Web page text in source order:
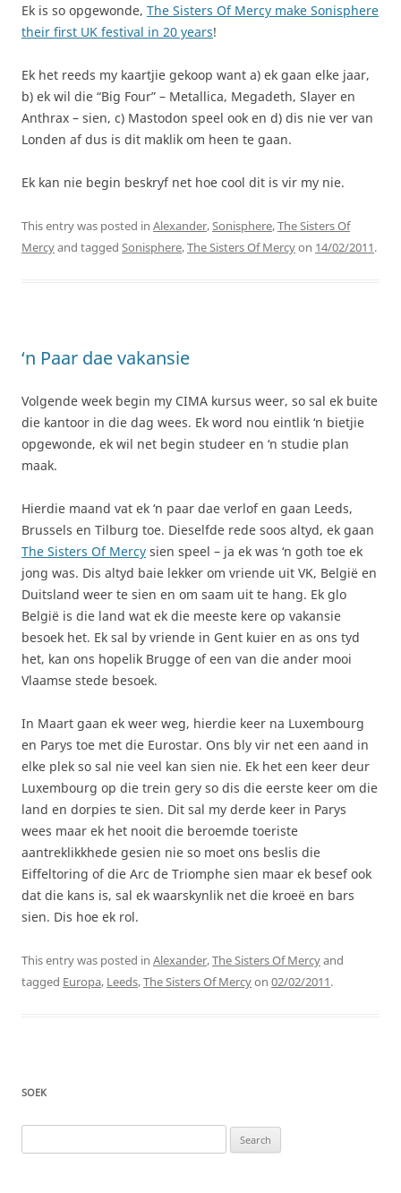
Ek is so opgewonde, The Sisters Of Mercy make Sonisphere
their first UK festival in 20 years!
Ek het reeds my kaartjie gekoop want a) ek gaan elke jaar,
b) ek wil die “Big Four” – Metallica, Megadeth, Slayer en
Anthrax – sien, c) Mastodon speel ook en d) dis nie ver van
Londen af dus is dit maklik om heen te gaan.
Ek kan nie begin beskryf net hoe cool dit is vir my nie.
This entry was posted in Alexander,Sonisphere,The Sisters Of
Mercyand tagged Sonisphere,The Sisters Of Mercyon 14/02/2011.
‘n Paar dae vakansie
Volgende week begin my CIMA kursus weer, so sal ek buite
die kantoor in die dag wees. Ek word nou eintlik ‘n bietjie
opgewonde, ek wil net begin studeer en ‘n studie plan
maak.
Hierdie maand vat ek ‘n paar dae verlof en gaan Leeds,
Brussels en Tilburg toe. Dieselfde rede soos altyd, ek gaan
The Sisters Of Mercy sien speel – ja ek was ‘n goth toe ek
jong was. Dis altyd baie lekker om vriende uit VK, België en
Duitsland weer te sien en om saam uit te hang. Ek glo
België is die land wat ek die meeste kere op vakansie
besoek het. Ek sal by vriende in Gent kuier en as ons tyd
het, kan ons hopelik Brugge of een van die ander mooi
Vlaamse stede besoek.
In Maart gaan ek weer weg, hierdie keer na Luxembourg
en Parys toe met die Eurostar. Ons bly vir net een aand in
elke plek so sal nie veel kan sien nie. Ek het een keer deur
Luxembourg op die trein gery so dis die eerste keer om die
land en dorpies te sien. Dit sal my derde keer in Parys
wees maar ek het nooit die beroemde toeriste
aantreklikkhede gesien nie so moet ons beslis die
Eiffeltoring of die Arc de Triomphe sien maar ek besef ook
dat die kans is, sal ek waarskynlik net die kroeë en bars
sien. Dis hoe ek rol.
This entry was posted in Alexander,The Sisters Of Mercyand
tagged Europa, Leeds,The Sisters Of Mercyon 02/02/2011.
SOEK
for: